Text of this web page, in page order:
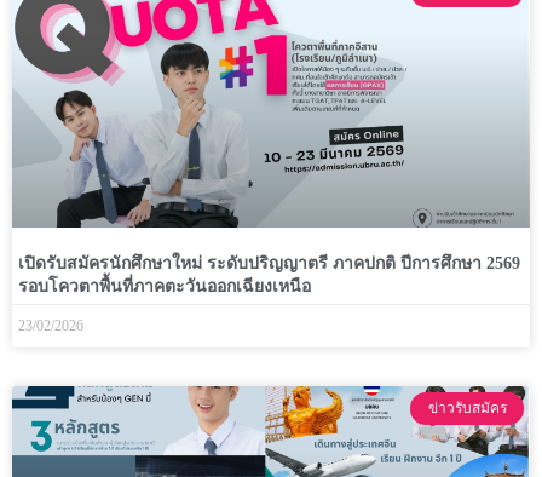
เปิดรับสมัครนักศึกษาใหม่ ระดับปริญญาตรี ภาคปกติ ปีการศึกษา 2569
รอบโควตาพื้นที่ภาคตะวันออกเฉียงเหนือ
23/02/2026
ข่าวรับสมัคร